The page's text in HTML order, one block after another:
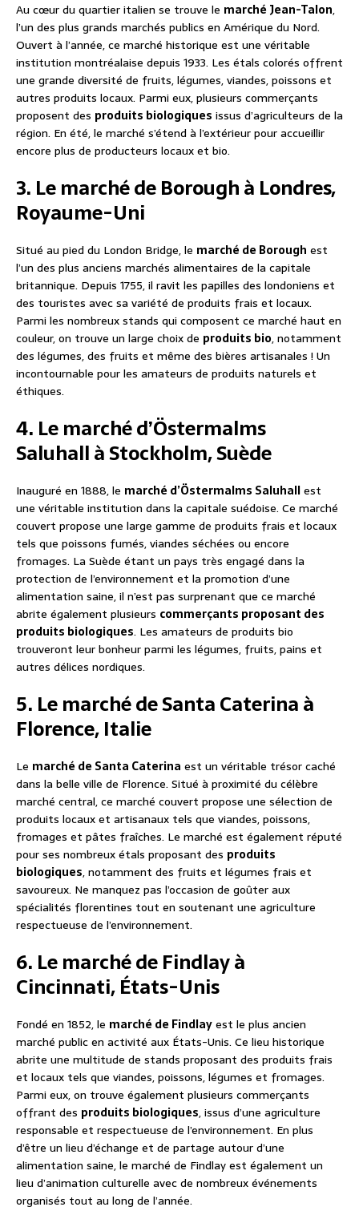
Au cœur du quartier italien se trouve le marché Jean-Talon,
l’un des plus grands marchés publics en Amérique du Nord.
Ouvert à l’année, ce marché historique est une véritable
institution montréalaise depuis 1933. Les étals colorés offrent
une grande diversité de fruits, légumes, viandes, poissons et
autres produits locaux. Parmi eux, plusieurs commerçants
proposent des produits biologiques issus d’agriculteurs de la
région. En été, le marché s’étend à l’extérieur pour accueillir
encore plus de producteurs locaux et bio.
3. Le marché de Borough à Londres,
Royaume-Uni
Situé au pied du London Bridge, le marché de Borough est
l’un des plus anciens marchés alimentaires de la capitale
britannique. Depuis 1755, il ravit les papilles des londoniens et
des touristes avec sa variété de produits frais et locaux.
Parmi les nombreux stands qui composent ce marché haut en
couleur, on trouve un large choix de produits bio, notamment
des légumes, des fruits et même des bières artisanales ! Un
incontournable pour les amateurs de produits naturels et
éthiques.
4. Le marché d’Östermalms
Saluhall à Stockholm, Suède
Inauguré en 1888, le marché d’Östermalms Saluhallest
une véritable institution dans la capitale suédoise. Ce marché
couvert propose une large gamme de produits frais et locaux
tels que poissons fumés, viandes séchées ou encore
fromages. La Suède étant un pays très engagé dans la
protection de l’environnement et la promotion d’une
alimentation saine, il n’est pas surprenant que ce marché
abrite également plusieurs commerçants proposant des
produits biologiques. Les amateurs de produits bio
trouveront leur bonheur parmi les légumes, fruits, pains et
autres délices nordiques.
5. Le marché de Santa Caterina à
Florence, Italie
Le marché de Santa Caterina est un véritable trésor caché
dans la belle ville de Florence. Situé à proximité du célèbre
marché central, ce marché couvert propose une sélection de
produits locaux et artisanaux tels que viandes, poissons,
fromages et pâtes fraîches. Le marché est également réputé
pour ses nombreux étals proposant des produits
biologiques, notamment des fruits et légumes frais et
savoureux. Ne manquez pas l’occasion de goûter aux
spécialités florentines tout en soutenant une agriculture
respectueuse de l’environnement.
6. Le marché de Findlay à
Cincinnati, États-Unis
Fondé en 1852, le marché de Findlayest le plus ancien
marché public en activité aux États-Unis. Ce lieu historique
abrite une multitude de stands proposant des produits frais
et locaux tels que viandes, poissons, légumes et fromages.
Parmi eux, on trouve également plusieurs commerçants
offrant des produits biologiques, issus d’une agriculture
responsable et respectueuse de l’environnement. En plus
d’être un lieu d’échange et de partage autour d’une
alimentation saine, le marché de Findlay est également un
lieu d’animation culturelle avec de nombreux événements
organisés tout au long de l’année.